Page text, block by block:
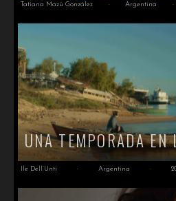
Tatiana Mazú González · Argentina ·
UNA TEMPORADA EN
Ile Dell’Unti · Argentina ·